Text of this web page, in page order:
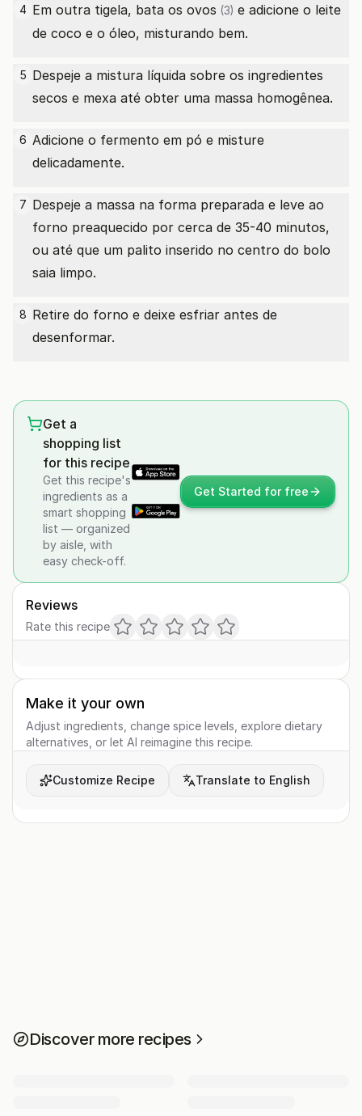
4 Em outra tigela, bata os ovos (3) e adicione o leite
de coco e o óleo, misturando bem.
5 Despeje a mistura líquida sobre os ingredientes
secos e mexa até obter uma massa homogênea.
6 Adicione o fermento em pó e misture
delicadamente.
7 Despeje a massa na forma preparada e leve ao
forno preaquecido por cerca de 35-40 minutos,
ou até que um palito inserido no centro do bolo
saia limpo.
8 Retire do forno e deixe esfriar antes de
desenformar.
Get a
shopping list
for this recipe
Get this recipe's
ingredients as a
smart shopping
list — organized
by aisle, with
easy check-off.
Get Started for free
Reviews
Rate this recipe
Make it your own
Adjust ingredients, change spice levels, explore dietary
alternatives, or let AI reimagine this recipe.
Customize Recipe Translate to English
Discover more recipes